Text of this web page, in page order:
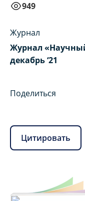
949
Журнал
Журнал
декабрь ‘21
Поделиться
Цитировать